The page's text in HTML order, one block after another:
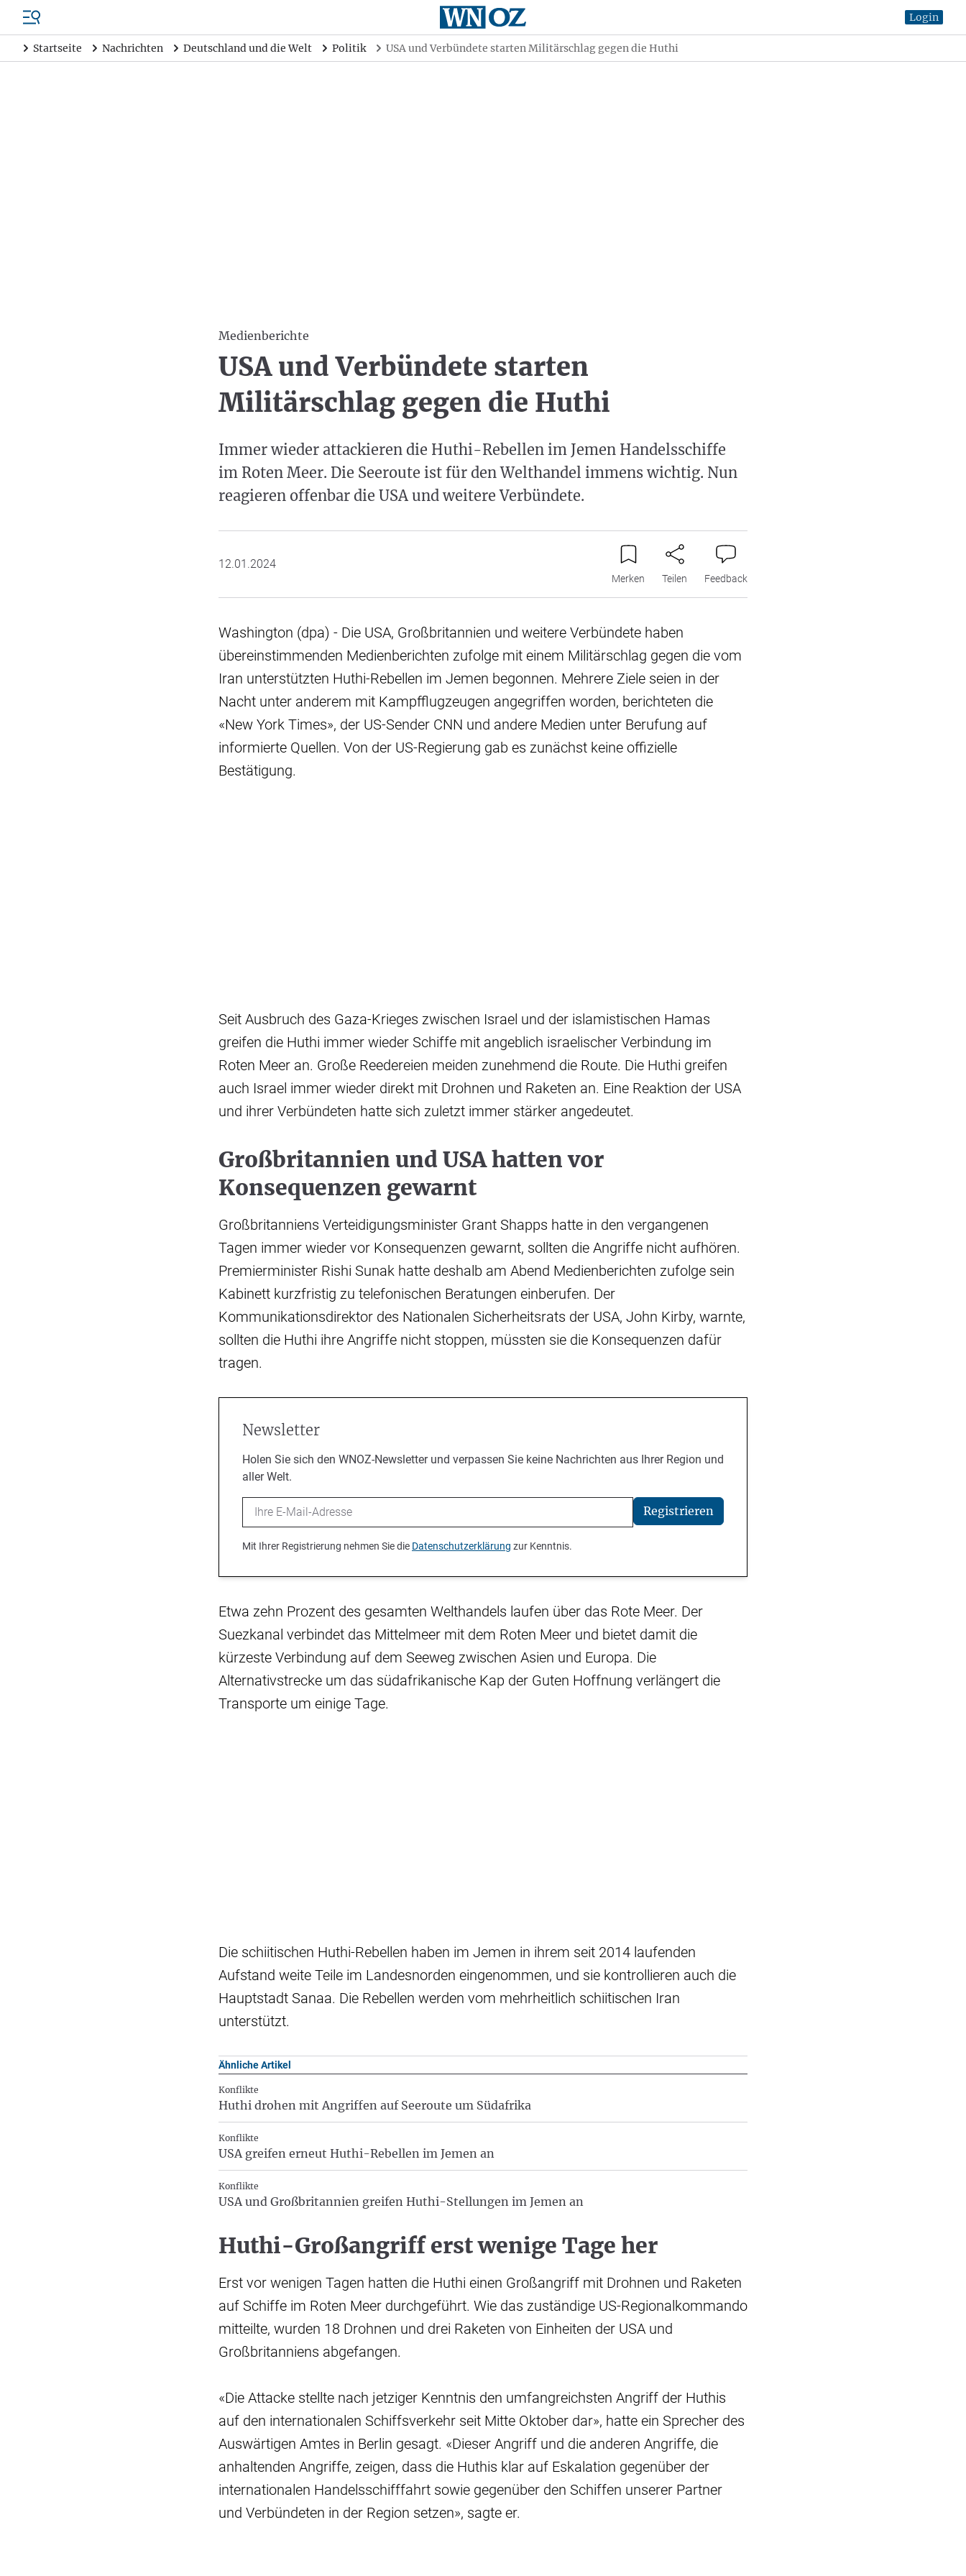
Login
Startseite Nachrichten Deutschland und die Welt Politik USA und Verbündete starten Militärschlag gegen die Huthi
Medienberichte
USA und Verbündete starten
Militärschlag gegen die Huthi
Immer wieder attackieren die Huthi-Rebellen im Jemen Handelsschiffe
im Roten Meer. Die Seeroute ist für den Welthandel immens wichtig. Nun
reagieren offenbar die USA und weitere Verbündete.
12.01.2024
Merken Teilen Feedback
Washington (dpa) - Die USA, Großbritannien und weitere Verbündete haben
übereinstimmenden Medienberichten zufolge mit einem Militärschlag gegen die vom
Iran unterstützten Huthi-Rebellen im Jemen begonnen. Mehrere Ziele seien in der
Nacht unter anderem mit Kampfflugzeugen angegriffen worden, berichteten die
«New York Times», der US-Sender CNN und andere Medien unter Berufung auf
informierte Quellen. Von der US-Regierung gab es zunächst keine offizielle
Bestätigung.
Seit Ausbruch des Gaza-Krieges zwischen Israel und der islamistischen Hamas
greifen die Huthi immer wieder Schiffe mit angeblich israelischer Verbindung im
Roten Meer an. Große Reedereien meiden zunehmend die Route. Die Huthi greifen
auch Israel immer wieder direkt mit Drohnen und Raketen an. Eine Reaktion der USA
und ihrer Verbündeten hatte sich zuletzt immer stärker angedeutet.
Großbritannien und USA hatten vor
Konsequenzen gewarnt
Großbritanniens Verteidigungsminister Grant Shapps hatte in den vergangenen
Tagen immer wieder vor Konsequenzen gewarnt, sollten die Angriffe nicht aufhören.
Premierminister Rishi Sunak hatte deshalb am Abend Medienberichten zufolge sein
Kabinett kurzfristig zu telefonischen Beratungen einberufen. Der
Kommunikationsdirektor des Nationalen Sicherheitsrats der USA, John Kirby, warnte,
sollten die Huthi ihre Angriffe nicht stoppen, müssten sie die Konsequenzen dafür
tragen.
Newsletter
Holen Sie sich den WNOZ-Newsletter und verpassen Sie keine Nachrichten aus Ihrer Region und
aller Welt.
Email Registrieren
Mit Ihrer Registrierung nehmen Sie die Datenschutzerklärung zur Kenntnis.
Etwa zehn Prozent des gesamten Welthandels laufen über das Rote Meer. Der
Suezkanal verbindet das Mittelmeer mit dem Roten Meer und bietet damit die
kürzeste Verbindung auf dem Seeweg zwischen Asien und Europa. Die
Alternativstrecke um das südafrikanische Kap der Guten Hoffnung verlängert die
Transporte um einige Tage.
Die schiitischen Huthi-Rebellen haben im Jemen in ihrem seit 2014 laufenden
Aufstand weite Teile im Landesnorden eingenommen, und sie kontrollieren auch die
Hauptstadt Sanaa. Die Rebellen werden vom mehrheitlich schiitischen Iran
unterstützt.
Ähnliche Artikel
Konflikte
Huthi drohen mit Angriffen auf Seeroute um Südafrika
Konflikte
USA greifen erneut Huthi-Rebellen im Jemen an
Konflikte
USA und Großbritannien greifen Huthi-Stellungen im Jemen an
Huthi-Großangriff erst wenige Tage her
Erst vor wenigen Tagen hatten die Huthi einen Großangriff mit Drohnen und Raketen
auf Schiffe im Roten Meer durchgeführt. Wie das zuständige US-Regionalkommando
mitteilte, wurden 18 Drohnen und drei Raketen von Einheiten der USA und
Großbritanniens abgefangen.
«Die Attacke stellte nach jetziger Kenntnis den umfangreichsten Angriff der Huthis
auf den internationalen Schiffsverkehr seit Mitte Oktober dar», hatte ein Sprecher des
Auswärtigen Amtes in Berlin gesagt. «Dieser Angriff und die anderen Angriffe, die
anhaltenden Angriffe, zeigen, dass die Huthis klar auf Eskalation gegenüber der
internationalen Handelsschifffahrt sowie gegenüber den Schiffen unserer Partner
und Verbündeten in der Region setzen», sagte er.